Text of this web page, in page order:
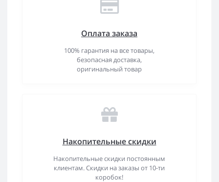
Оплата заказа
100% гарантия на все товары,
безопасная доставка,
оригинальный товар
Накопительные скидки
Накопительные скидки постоянным
клиентам. Скидки на заказы от 10-ти
коробок!